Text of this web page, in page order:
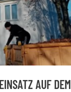
AUF DEM